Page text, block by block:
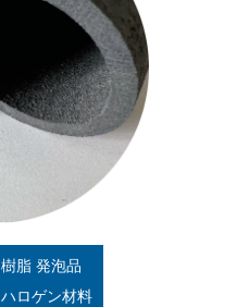
脂 発泡品
ロゲン材料